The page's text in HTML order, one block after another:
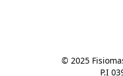
© 2025
P.I